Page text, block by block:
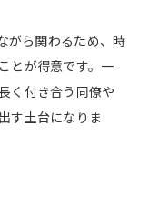
がら関わるため、時
とが得意です。一
く付き合う同僚や
す土台になりま